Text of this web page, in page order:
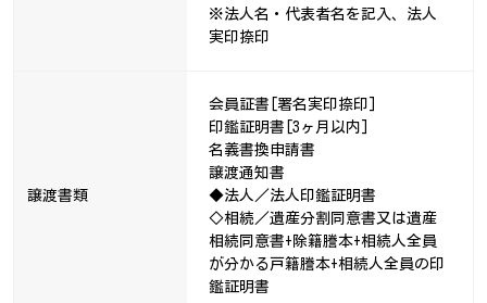
※法人名・代表者名を記入、法人
実印捺印
譲渡書類
会員証書[署名実印捺印]
印鑑証明書[3ヶ月以内]
名義書換申請書
譲渡通知書
◆法人／法人印鑑証明書
◇相続／遺産分割同意書又は遺産
相続同意書+除籍謄本+相続人全員
が分かる戸籍謄本+相続人全員の印
鑑証明書